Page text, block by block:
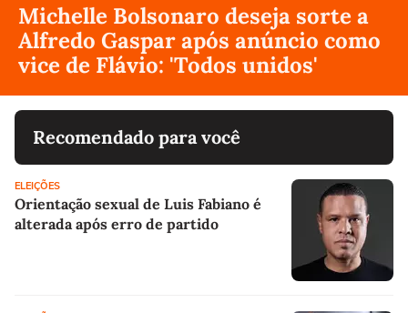
Michelle Bolsonaro deseja sorte a
Alfredo Gaspar após anúncio como
vice de Flávio: 'Todos unidos'
Recomendado para você
ELEIÇÕES
Orientação sexual de Luis Fabiano é
alterada após erro de partido